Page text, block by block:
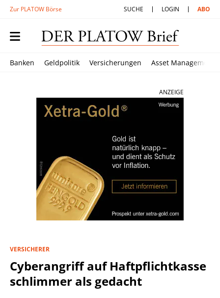
Zur PLATOW Börse SUCHE LOGIN ABO
Banken Geldpolitik Versicherungen Asset Management
ANZEIGE
VERSICHERER
Cyberangriff auf Haftpflichtkasse
schlimmer als gedacht